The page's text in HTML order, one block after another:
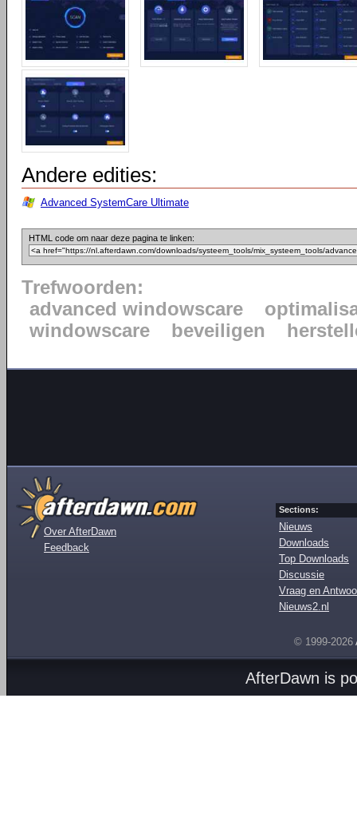
Andere edities:
Advanced SystemCare Ultimate
HTML code om naar deze pagina te linken:
Trefwoorden:
advanced windowscare
windowscare
beveiligen
Over AfterDawn
Feedback
Sections:
Nieuws
Downloads
Top Downloads
Discussie
Vraag en
Nieuws2.nl
© 1999-2026
AfterDawn is